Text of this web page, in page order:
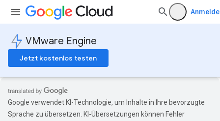
VMware Engine
Jetzt kostenlos testen
Google verwendet KI-Technologie, um Inhalte in Ihre bevorzugte
Sprache zu übersetzen. KI-Übersetzungen können Fehler